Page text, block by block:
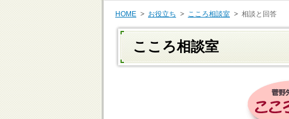
HOME お役立ち こころ相談室 相談と回答
こころ相談室